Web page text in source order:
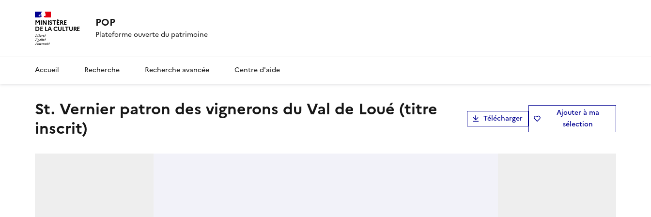
MINISTÈRE
DE LA CULTURE POP
Plateforme ouverte du patrimoine
Accueil Recherche Recherche avancée Centre d'aide
St. Vernier patron des vignerons du Val de Loué (titre
inscrit)
Télécharger
Ajouter à ma
sélection